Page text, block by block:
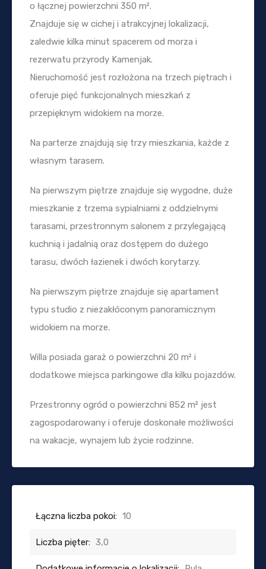
o łącznej powierzchni 350 m².
Znajduje się w cichej i atrakcyjnej lokalizacji,
zaledwie kilka minut spacerem od morza i
rezerwatu przyrody Kamenjak.
Nieruchomość jest rozłożona na trzech piętrach i
oferuje pięć funkcjonalnych mieszkań z
przepięknym widokiem na morze.
Na parterze znajdują się trzy mieszkania, każde z
własnym tarasem.
Na pierwszym piętrze znajduje się wygodne, duże
mieszkanie z trzema sypialniami z oddzielnymi
tarasami, przestronnym salonem z przylegającą
kuchnią i jadalnią oraz dostępem do dużego
tarasu, dwóch łazienek i dwóch korytarzy.
Na pierwszym piętrze znajduje się apartament
typu studio z niezakłóconym panoramicznym
widokiem na morze.
Willa posiada garaż o powierzchni 20 m² i
dodatkowe miejsca parkingowe dla kilku pojazdów.
Przestronny ogród o powierzchni 852 m² jest
zagospodarowany i oferuje doskonałe możliwości
na wakacje, wynajem lub życie rodzinne.
Łączna liczba pokoi: 10
Liczba pięter: 3,0